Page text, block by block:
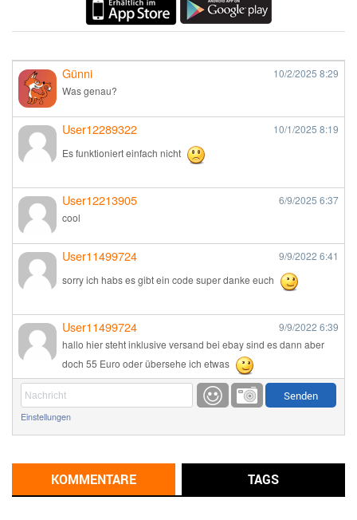
Günni 10/2/2025 8:29
Was genau?
User12289322 10/1/2025 8:19
Es funktioniert einfach nicht
User12213905 6/9/2025 6:37
cool
User11499724 9/9/2022 6:41
sorry ich habs es gibt ein code super danke euch
User11499724 9/9/2022 6:39
hallo hier steht inklusive versand bei ebay sind es dann aber
doch 55 Euro oder übersehe ich etwas
Günni 9/1/20226:17
Günni
Einstellungen
KOMMENTARE TAGS